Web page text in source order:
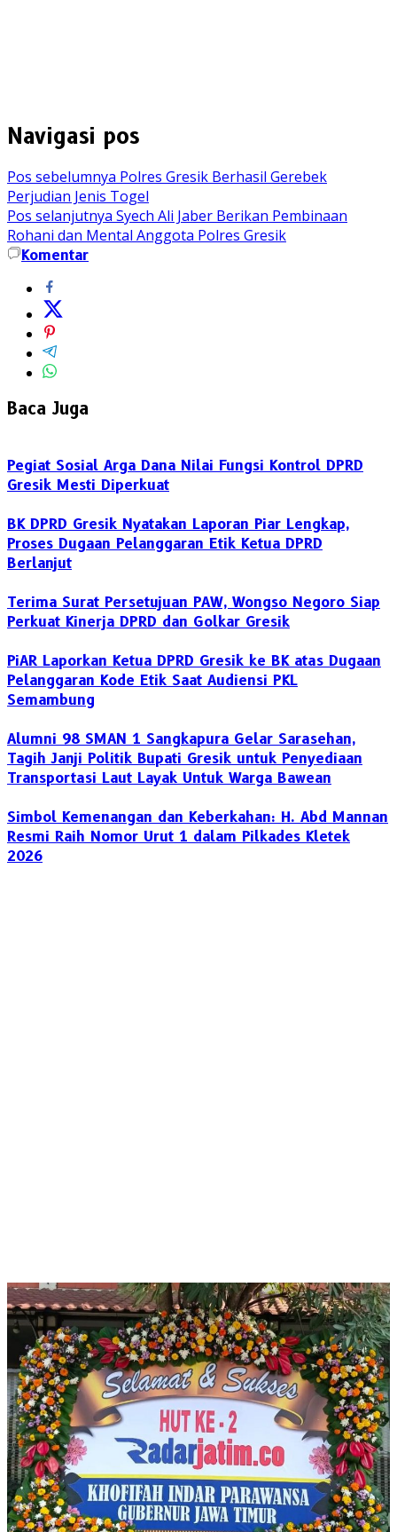
Navigasi pos
Pos sebelumnya Polres Gresik Berhasil Gerebek
Perjudian Jenis Togel
Pos selanjutnya Syech Ali Jaber Berikan Pembinaan
Rohani dan Mental Anggota Polres Gresik
Komentar
Baca Juga
Pegiat Sosial Arga Dana Nilai Fungsi Kontrol DPRD
Gresik Mesti Diperkuat
BK DPRD Gresik Nyatakan Laporan Piar Lengkap,
Proses Dugaan Pelanggaran Etik Ketua DPRD
Berlanjut
Terima Surat Persetujuan PAW, Wongso Negoro Siap
Perkuat Kinerja DPRD dan Golkar Gresik
PiAR Laporkan Ketua DPRD Gresik ke BK atas Dugaan
Pelanggaran Kode Etik Saat Audiensi PKL
Semambung
Alumni 98 SMAN 1 Sangkapura Gelar Sarasehan,
Tagih Janji Politik Bupati Gresik untuk Penyediaan
Transportasi Laut Layak Untuk Warga Bawean
Simbol Kemenangan dan Keberkahan: H. Abd Mannan
Resmi Raih Nomor Urut 1 dalam Pilkades Kletek
2026